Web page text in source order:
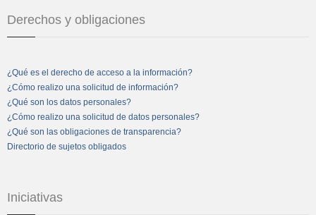
Derechos y obligaciones
¿Qué es el derecho de acceso a la información?
¿Cómo realizo una solicitud de información?
¿Qué son los datos personales?
¿Cómo realizo una solicitud de datos personales?
¿Qué son las obligaciones de transparencia?
Directorio de sujetos obligados
Iniciativas